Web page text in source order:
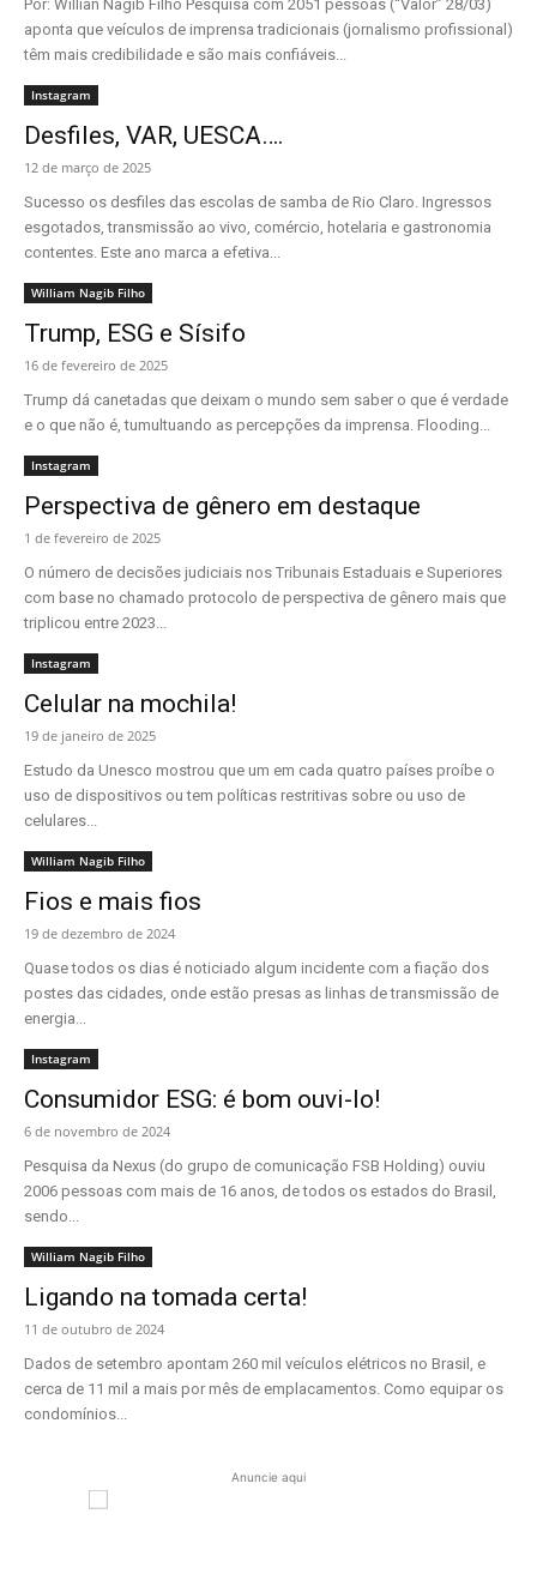
Por: Willian Nagib Filho Pesquisa com 2051 pessoas (“Valor” 28/03)
aponta que veículos de imprensa tradicionais (jornalismo profissional)
têm mais credibilidade e são mais confiáveis...
Instagram
Desfiles, VAR, UESCA….
12 de março de 2025
Sucesso os desfiles das escolas de samba de Rio Claro. Ingressos
esgotados, transmissão ao vivo, comércio, hotelaria e gastronomia
contentes. Este ano marca a efetiva...
William Nagib Filho
Trump, ESG e Sísifo
16 de fevereiro de 2025
Trump dá canetadas que deixam o mundo sem saber o que é verdade
e o que não é, tumultuando as percepções da imprensa. Flooding...
Instagram
Perspectiva de gênero em destaque
1 de fevereiro de 2025
O número de decisões judiciais nos Tribunais Estaduais e Superiores
com base no chamado protocolo de perspectiva de gênero mais que
triplicou entre 2023...
Instagram
Celular na mochila!
19 de janeiro de 2025
Estudo da Unesco mostrou que um em cada quatro países proíbe o
uso de dispositivos ou tem políticas restritivas sobre ou uso de
celulares...
William Nagib Filho
Fios e mais fios
19 de dezembro de 2024
Quase todos os dias é noticiado algum incidente com a fiação dos
postes das cidades, onde estão presas as linhas de transmissão de
energia...
Instagram
Consumidor ESG: é bom ouvi-lo!
6 de novembro de 2024
Pesquisa da Nexus (do grupo de comunicação FSB Holding) ouviu
2006 pessoas com mais de 16 anos, de todos os estados do Brasil,
sendo...
William Nagib Filho
Ligando na tomada certa!
11 de outubro de 2024
Dados de setembro apontam 260 mil veículos elétricos no Brasil, e
cerca de 11 mil a mais por mês de emplacamentos. Como equipar os
condomínios...
Anuncie aqui